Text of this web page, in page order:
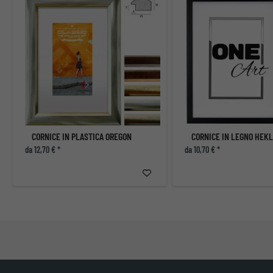
CORNICE IN PLASTICA OREGON
da 12,70 € *
CORNICE IN LEGNO
da 10,70 € *